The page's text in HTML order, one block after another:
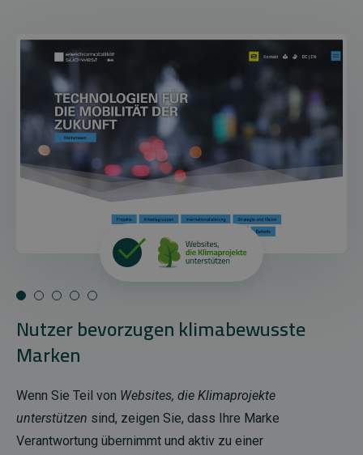
Nutzer bevorzugen klimabewusste
Marken
Wenn Sie Teil von Websites, die Klimaprojekte
unterstützen sind, zeigen Sie, dass Ihre Marke
Verantwortung übernimmt und aktiv zu einer